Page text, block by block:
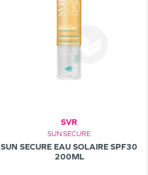
SVR
SUN SECURE
SUN SECURE EAU SOLAIRE SPF30
200ML